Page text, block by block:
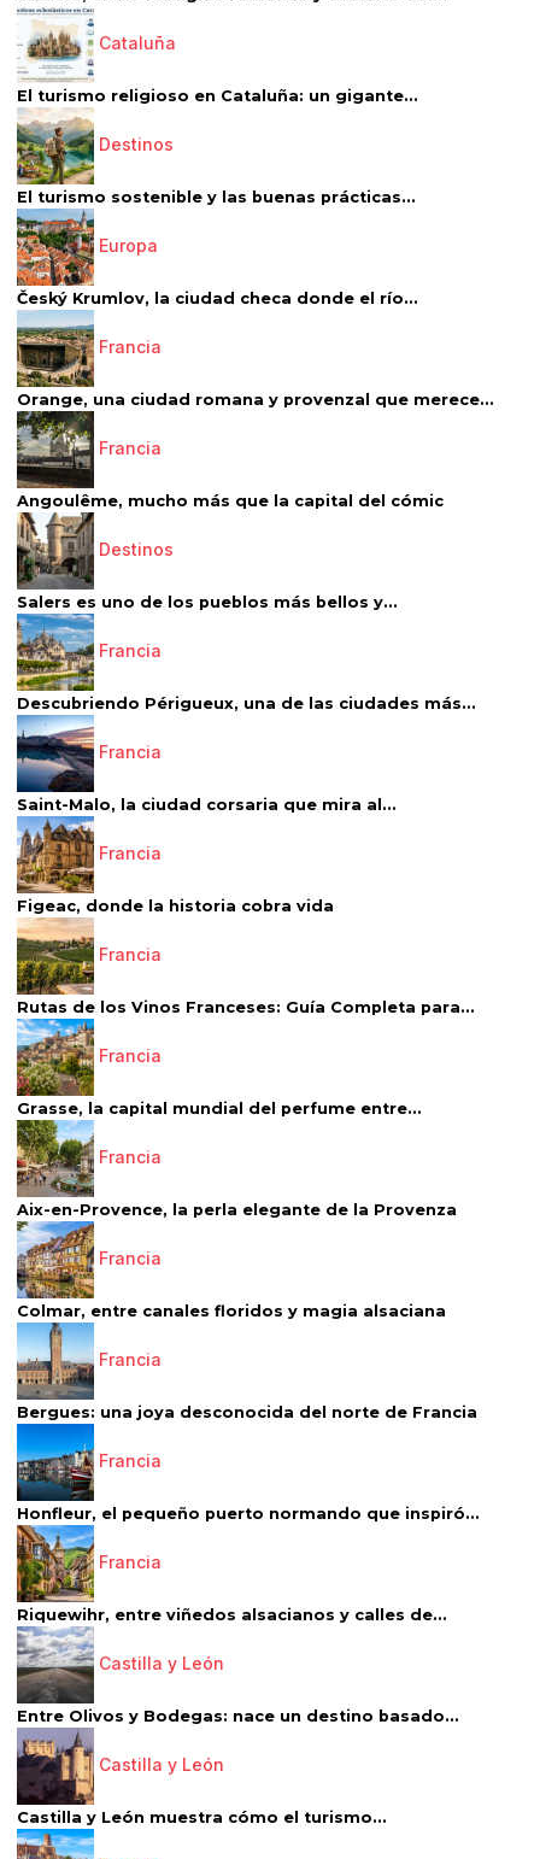
Cataluña
El turismo religioso en Cataluña: un gigante...
Destinos
El turismo sostenible y las buenas prácticas...
Europa
Český Krumlov, la ciudad checa donde el río...
Francia
Orange, una ciudad romana y provenzal que merece...
Francia
Angoulême, mucho más que la capital del cómic
Destinos
Salers es uno de los pueblos más bellos y...
Francia
Descubriendo Périgueux, una de las ciudades más...
Francia
Saint-Malo, la ciudad corsaria que mira al...
Francia
Figeac, donde la historia cobra vida
Francia
Rutas de los Vinos Franceses: Guía Completa para...
Francia
Grasse, la capital mundial del perfume entre...
Francia
Aix-en-Provence, la perla elegante de la Provenza
Francia
Colmar, entre canales floridos y magia alsaciana
Francia
Bergues: una joya desconocida del norte de Francia
Francia
Honfleur, el pequeño puerto normando que inspiró...
Francia
Riquewihr, entre viñedos alsacianos y calles de...
Castilla y León
Entre Olivos y Bodegas: nace un destino basado...
Castilla y León
Castilla y León muestra cómo el turismo...